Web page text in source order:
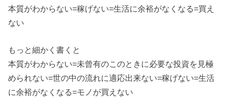
本質がわからない=稼げない=生活に余裕がなくなる=買え
ない
もっと細かく書くと
本質がわからない=未曾有のこのときに必要な投資を見極
められない=世の中の流れに適応出来ない=稼げない=生活
に余裕がなくなる=モノが買えない